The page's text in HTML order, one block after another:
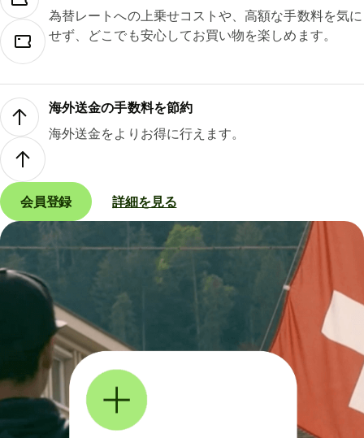
為替レートへの上乗せコストや、高額な手数料を気に
せず、どこでも安心してお買い物を楽しめます。
海外送金の手数料を節約
海外送金をよりお得に行えます。
会員登録 詳細を見る